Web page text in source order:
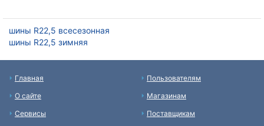
шины R22,5 всесезонная
шины R22,5 зимняя
Главная
О сайте
Сервисы
Пользователям
Магазинам
Поставщикам